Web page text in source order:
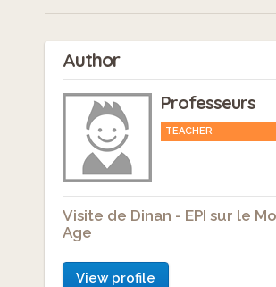
Author
Professeurs
TEACHER
Visite de Dinan - EPI sur le
Age
View profile